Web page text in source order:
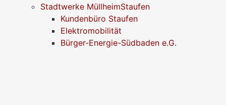
Stadtwerke MüllheimStaufen
Kundenbüro Staufen
Elektromobilität
Bürger-Energie-Südbaden e.G.